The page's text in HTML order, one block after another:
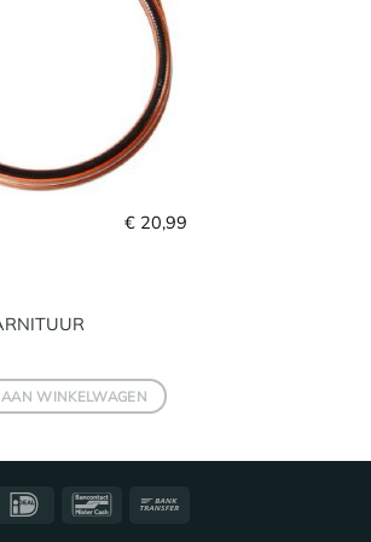
€ 20,99
WINKELWAGEN
IDeal Bancontact